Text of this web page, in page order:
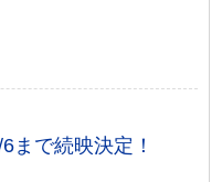
まで続映決定！